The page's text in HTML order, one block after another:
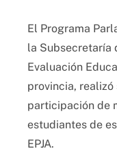
El Programa
la Subsecretaría
Evaluación
provincia, realizó
participación de
estudiantes de
EPJA.